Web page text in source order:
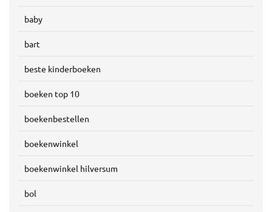
baby
bart
beste kinderboeken
boeken top 10
boekenbestellen
boekenwinkel
boekenwinkel hilversum
bol